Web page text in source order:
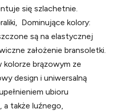
się szlachetnie.
Dominujące kolory:
są na elastycznej
założenie bransoletki.
kolorze brązowym ze
design i uniwersalną
ubioru
także luźnego,